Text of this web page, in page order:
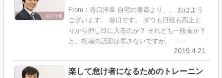
From：谷口洋章 自宅の書斎より、、 おはよう
ございます。 谷口です。 ダウも日経も高止ま
りから押し目に入るのか？ それとも一段高か？
と、相場の話題は尽きないですが、 ……
2019.4.21
楽して怠け者になるためのトレーニン